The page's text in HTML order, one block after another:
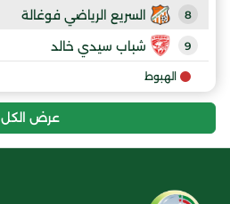
8 السريع الرياضي فوغالة
9 شباب سيدي خالد
الهبوط
عرض الكل